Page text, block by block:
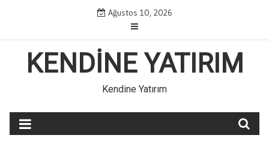
content
Ağustos 10, 2026
KENDINE YATIRIM
Kendine Yatırım